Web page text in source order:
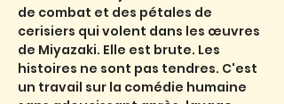
de combat et des pétales de
cerisiers qui volent dans les œuvres
de Miyazaki. Elle est brute. Les
histoires ne sont pas tendres. C'est
un travail sur la comédie humaine